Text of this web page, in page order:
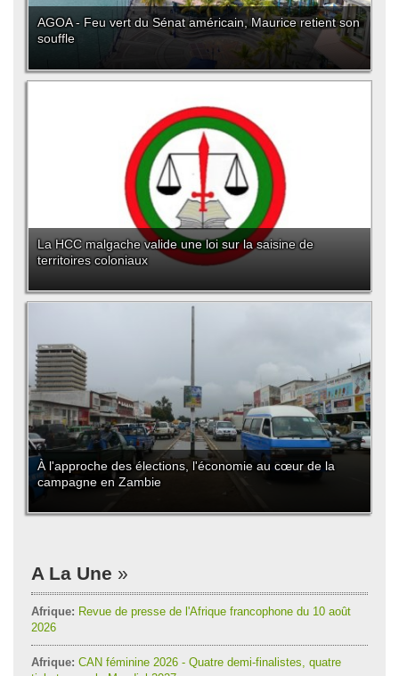
AGOA - Feu vert du Sénat américain, Maurice retient son
souffle
La HCC malgache valide une loi sur la saisine de
territoires coloniaux
À l'approche des élections, l'économie au cœur de la
campagne en Zambie
A La Une
Afrique: Revue de presse de l'Afrique francophone du 10 août
2026
Afrique: CAN féminine 2026 - Quatre demi-finalistes, quatre